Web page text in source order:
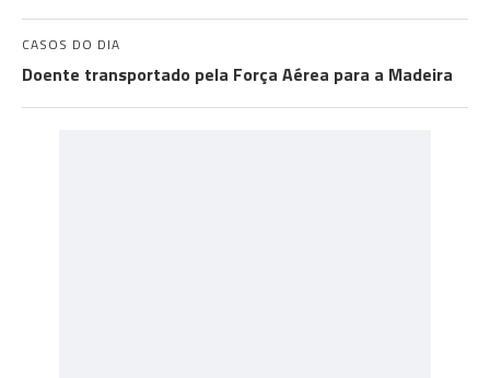
CASOS DO DIA
Doente transportado pela Força Aérea para a Madeira